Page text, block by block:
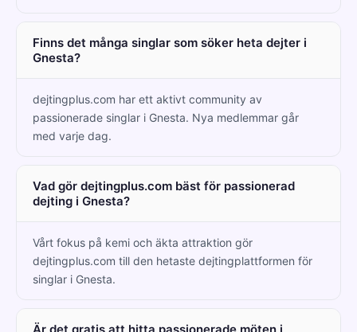
Finns det många singlar som söker heta dejter i
Gnesta?
dejtingplus.com har ett aktivt community av
passionerade singlar i Gnesta. Nya medlemmar går
med varje dag.
Vad gör dejtingplus.com bäst för passionerad
dejting i Gnesta?
Vårt fokus på kemi och äkta attraktion gör
dejtingplus.com till den hetaste dejtingplattformen för
singlar i Gnesta.